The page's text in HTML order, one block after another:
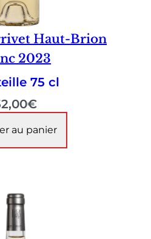
Haut-Brion
2023
75 cl
€
au panier